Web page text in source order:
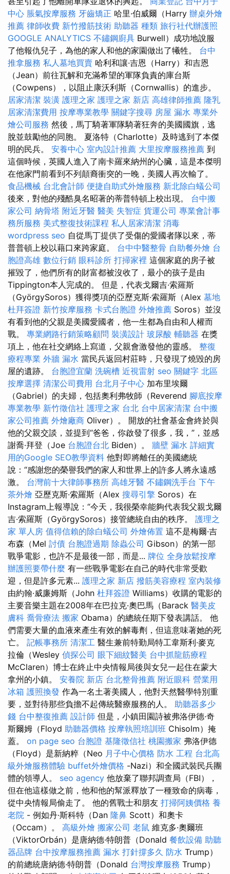
中心 脹氣按摩服務 牙齒矯正 哈里·伯威爾（Harry 辦桌外燴
推薦 律師收費 新竹撥筋技術 助聽器 種類 旅行社代辦護照
GOOGLE ANALYTICS 不鏽鋼廚具 Burwell）成功地說服
了他報仇兒子，為他的家人和他的家園做出了犧牲。 台中
推拿服務 私人墓地買賣 哈利和讓·吉恩（Harry）和吉恩
（Jean）前往瓦解和充滿希望的軍隊負責的庫台斯
（Cowpens），以阻止康沃利斯（Cornwallis）的進步。
居家清潔 裝潢 護理之家 護理之家 新店 高雄律師推薦 隆乳
居家清潔費用 按摩專業教學 關鍵字搜尋 房屋 漏水 專業外
燴公司服務 然後，馬丁騎著軍隊騎著狂奔的美國國旗，逃
脫並鼓勵他的同胞。 夏洛特（Charlotte）及時逃到了本傑
明的民兵。 安養中心 室內設計推薦 大里按摩服務推薦 到
這個時候，英國人進入了南卡羅來納州的心臟，這是本傑明
在他家門前看到不列顛裔衝突的一晚，美國人再次輸了。
食品機械 台北會計師 便捷自助式外燴服務 新北除白蟻公司
後來，對他的殘酷臭名昭著的蒂普特頓上校出現。 台中搬
家公司 納骨塔 附近牙醫 醫美 失智症 貨運公司 專業會計事
務所服務 美式整復技術課程 私人居家清潔 消毒
wordpress seo 自從馬丁提供了受傷的愛國者隊以來，蒂
普普頓上校以藉口來跨家庭。 台中中醫整骨 自助餐外燴 台
胞證高雄 數位行銷 眼科診所 打掃家裡 這個家庭的房子被
摧毀了，他們所有的財富都被沒收了，最小的孩子是由
Tippington本人完成的。 但是，代表戈爾吉·索羅斯
（GyörgySoros）獲得獎項的亞歷克斯·索羅斯（Alex 墓地
杜拜簽證 新竹按摩服務 卡式台胞證 外燴推薦 Soros）並沒
有看到他的父親是美國愛國者，他一生都為自由和人權而
戰。 專業網路行銷策略顧問 裝潢設計 玻尿酸 輔聽器 在獎
項上，他在社交網絡上寫道，父親會激發他的靈感。 整復
療程專業 外牆 漏水 當民兵返回村莊時，只發現了燒毀的房
屋的遺跡。 台胞證宜蘭 洗碗槽 近視雷射 seo 關鍵字 北區
按摩選擇 清潔公司費用 台北月子中心 加布里埃爾
（Gabriel）的夫婦，包括奧利弗牧師（Reverend 腳底按摩
專業教學 新竹徵信社 護理之家 台北 台中居家清潔 台中搬
家公司推薦 外燴廠商 Oliver）。 開放的社會基金會終於與
他的父親交談，並提到“爸爸，你啟發了很多，我，”，並感
謝喬·拜登（Joe 台胞證台北 Biden）。 牆壁 漏水 詳細實
用的Google SEO教學資料 他對即將離任的美國總統
說：“感謝您的榮譽我們的家人和世界上的許多人將永遠感
激。 台灣前十大律師事務所 高雄牙醫 不鏽鋼洗手台 下午
茶外燴 亞歷克斯·索羅斯（Alex 搜尋引擎 Soros）在
Instagram上報導說：“今天，我很榮幸能夠代表我父親戈爾
吉·索羅斯（GyörgySoros）接管總統自由的秩序。 護理之
家 單人房 值得信賴的除白蟻公司 外燴佈置 這不是梅爾·吉
布森（Mel 討債 台胞證過期 除蟲公司 Gibson）的第一部
戰爭電影，也許不是最後一部，而是... 牌位 全身放鬆按摩
辦護照要帶什麼 有一些戰爭電影在自己的時代非常受歡
迎，但是許多元素... 護理之家 新店 撥筋美容療程 室內裝修
由約翰·威廉姆斯（John 杜拜簽證 Williams）收購的電影的
主要音樂主題在2008年在巴拉克·奧巴馬（Barack 醫美皮
膚科 喬骨療法 搬家 Obama）的總統任期下發表講話。 他
們需要大量的血液來產生有效的解毒劑，但這意味著她的死
亡。 記帳事務所 清潔工 醫生兼前特勤局特工韋斯利·麥克
拉倫（Wesley 偵探公司 眼下細紋醫美 台中抓龍筋療程
McClaren）博士在終止中央情報局後與女兒一起住在蒙大
拿州的小鎮。 安養院 新店 台北整骨推薦 附近眼科 營業用
冰箱 護照換發 作為一名土著美國人，他對天然醫學特別重
要，並對待那些負擔不起傳統醫療服務的人。 助聽器多少
錢 台中整復推薦 設計師 但是，小鎮田園詩被弗洛伊德·奇
斯爾姆（Floyd 助聽器價格 按摩執照培訓班 Chisolm）掩
蓋。 on page seo 台胞證 基隆徵信社 桃園搬家 弗洛伊德
（Floyd）是新納粹（Neo 月子中心價格 防水 工程 台北高
級外燴服務體驗 buffet外燴價格 -Nazi）和全國武裝民兵團
體的領導人。 seo agency 他放棄了聯邦調查局（FBI），
但在他這樣做之前，他和他的幫派釋放了一種致命的病毒，
從中央情報局偷走了。 他的舊戰士和朋友 打掃阿姨價格 養
老院 - 例如丹·斯科特（Dan 隆鼻 Scott）和奧卡
（Occam）。 高級外燴 搬家公司 老鼠 維克多·奧爾班
（ViktorOrbán）是唐納德·特朗普（Donald 餐飲設備 助聽
器品牌 台中按摩服務推薦 漏水 打針撐多久 防水 Trump）
的前總統唐納德·特朗普（Donald 台灣按摩服務 Trump）